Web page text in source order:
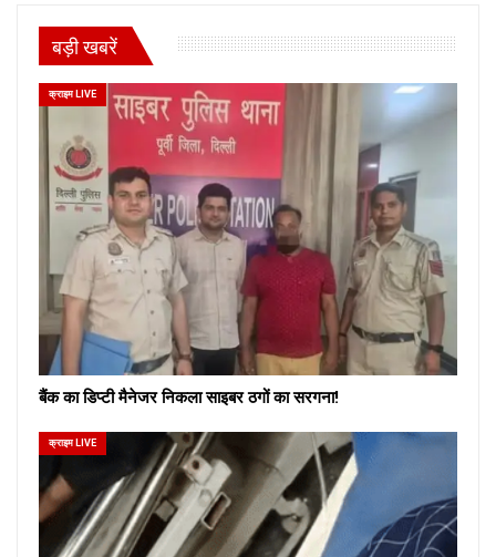
बड़ी खबरें
क्राइम LIVE
बैंक का डिप्टी मैनेजर निकला साइबर ठगों का सरगना!
क्राइम LIVE